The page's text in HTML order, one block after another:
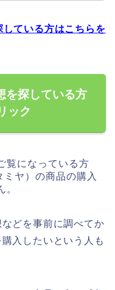
ている方はこちらを
を探している方
ック
覧になっている方
ヤ）の商品の購入
。
どを事前に調べてか
入したいという人も